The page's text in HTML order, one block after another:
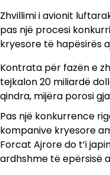
Zhvillimi i avionit
pas një procesi
kryesore të hapësirës
Kontrata për fazën e
tejkalon 20 miliardë
qindra, mijëra porosi
Pas një konkurrence
kompanive kryesore
Forcat Ajrore do t’i
ardhshme të epërsisë